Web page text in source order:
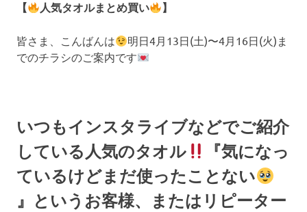
【 人気タオルまとめ買い 】
皆さま、こんばんは
明日4月13日(土)〜4月16日(火)ま
でのチラシのご案内です
いつもインスタライブなどでご紹介
している人気のタオル
『気になっ
ているけどまだ使ったことない
』というお客様、またはリピーター